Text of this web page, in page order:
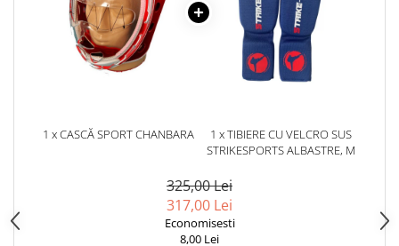
Proteine & Aminoacizi
Ardere/Slabire
Medicina Sportiva/Recuperare
1 x CASCĂ SPORT CHANBARA
1 x TIBIERE CU VELCRO SUS
STRIKESPORTS ALBASTRE, M
325,00 Lei
317,00 Lei
Economisesti
8,00 Lei